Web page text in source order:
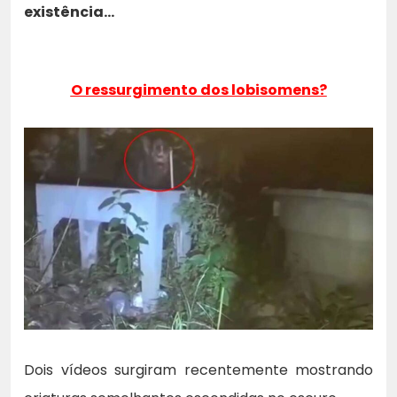
existência…
O ressurgimento dos lobisomens?
Dois vídeos surgiram recentemente mostrando